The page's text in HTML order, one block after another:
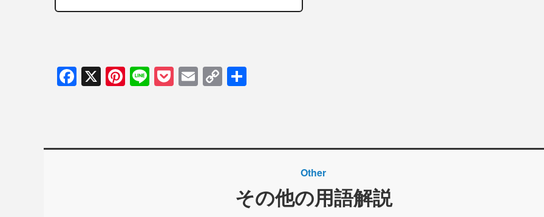
Facebook
X Pinterest
LinePocket
Email
Copy
共
Other
その他の用語解説